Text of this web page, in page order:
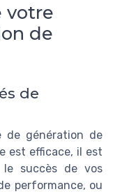
votre
de
de
de génération de
est efficace, il est
le succès de vos
performance, ou